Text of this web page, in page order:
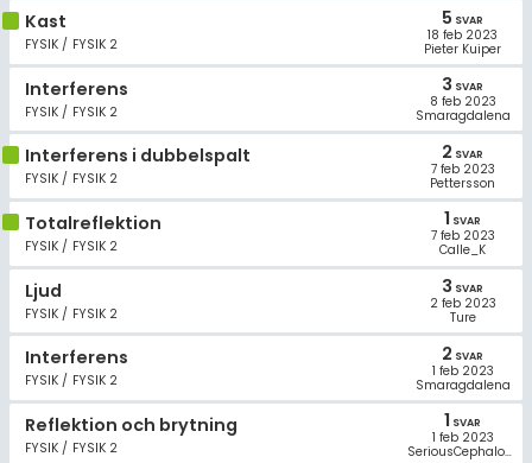
Kast
FYSIK / FYSIK 2
5 SVAR
18 feb 2023
Pieter Kuiper
Interferens
FYSIK / FYSIK 2
3 SVAR
8 feb 2023
Smaragdalena
Interferens i dubbelspalt
FYSIK / FYSIK 2
2 SVAR
7 feb 2023
Pettersson
Totalreflektion
FYSIK / FYSIK 2
1 SVAR
7 feb 2023
Calle_K
Ljud
FYSIK / FYSIK 2
3 SVAR
2 feb 2023
Ture
Interferens
FYSIK / FYSIK 2
2 SVAR
1 feb 2023
Smaragdalena
Reflektion och brytning
FYSIK / FYSIK 2
1 SVAR
1 feb 2023
SeriousCephalopod